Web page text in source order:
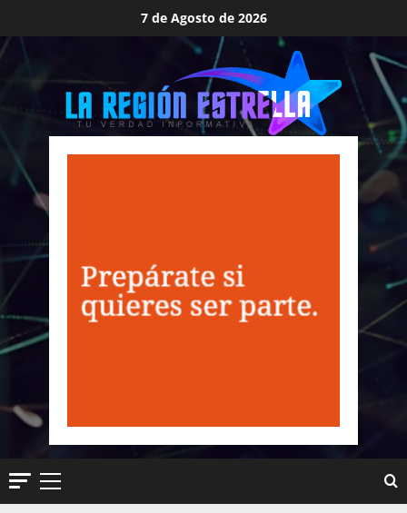
al
contenido
7 de Agosto de 2026
Menú